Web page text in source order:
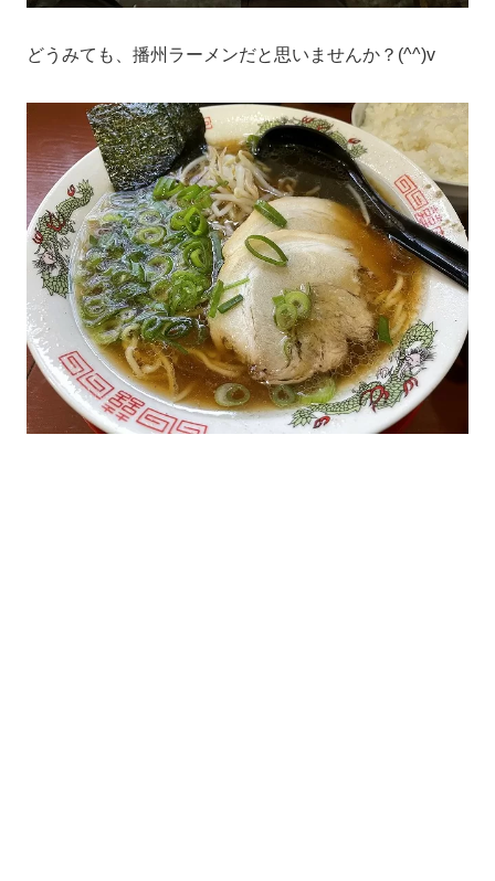
どうみても、播州ラーメンだと思いませんか？(^^)v